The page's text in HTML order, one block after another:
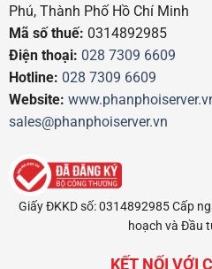
Phú, Thành Phố Hồ Chí Minh
Mã số thuế: 0314892985
Điện thoại: 028 7309 6609
Hotline: 028 7309 6609
Website:
sales@phanphoiserver.vn
Giấy ĐKKD số: 0314892985 Cấp
hoạch và Đầu
KẾT NỐI VỚI